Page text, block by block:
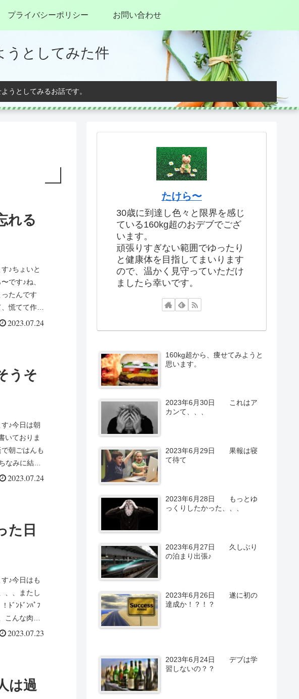
うとしてみた件
うとしてみるお話です。
プライバシーポリシー お問い合わせ
れる
♪ちょいと
です♪ね、
たんです
慌てて作成
2023.07.24
うそ
♪今日は朝
いておりま
朝ごはんも
なみに結果
2023.07.24
日
♪今日はも
、、またし
ﾄﾞﾝﾄﾞﾝﾊﾟﾌ
こんな肉塊
2023.07.23
は過
たけら〜
30歳に到達し色々と限界を感じ
ている160kg超のおデブでござ
います。
頑張りすぎない範囲でゆったり
と健康体を目指してまいります
ので、温かく見守っていただけ
ましたら幸いです。
160kg超から、痩せてみようと
思います。
2023年6月30日 これはア
カンて、、、
2023年6月29日 果報は寝
て待て
2023年6月28日 もっとゆ
っくりしたかった、、、
2023年6月27日 久しぶり
の泊まり出張♪
2023年6月26日 遂に初の
達成か！？！？
2023年6月24日 デブは学
習しないの？？